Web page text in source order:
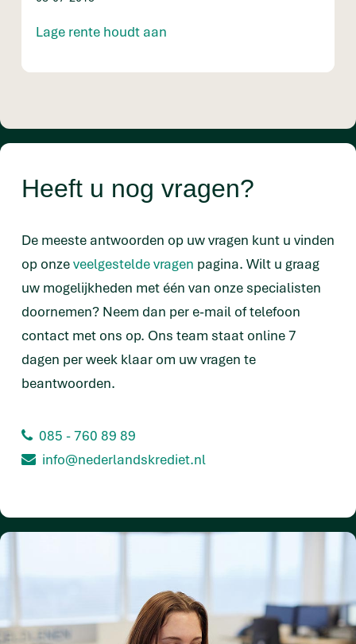
Lage rente houdt aan
Heeft u nog vragen?
De meeste antwoorden op uw vragen kunt u vinden
op onzeveelgestelde vragen pagina. Wilt u graag
uw mogelijkheden met één van onze specialisten
doornemen? Neem dan per e-mail of telefoon
contact met ons op. Ons team staat online 7
dagen per week klaar om uw vragen te
beantwoorden.
085 - 760 89 89
info@nederlandskrediet.nl